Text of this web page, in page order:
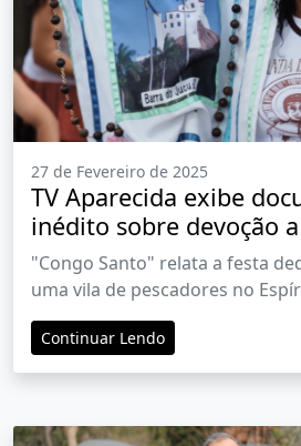
27 de Fevereiro de 2025
TV Aparecida exibe
inédito sobre devoção
"Congo Santo" relata a festa
uma vila de pescadores no
Continuar Lendo